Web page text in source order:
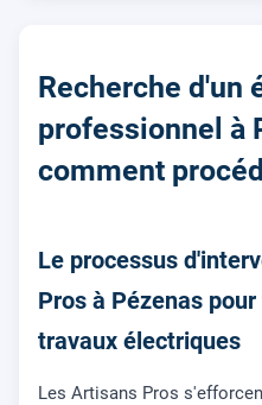
Recherche d'un
professionnel à
comment
Le processus
Pros à Pézenas
travaux électriques
Les Artisans Pros